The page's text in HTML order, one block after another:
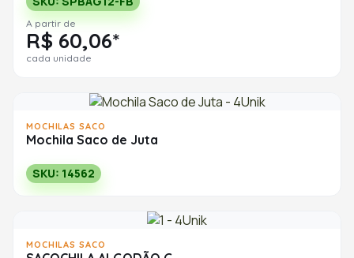
A partir de
R$ 60,06*
cada unidade
MOCHILAS SACO
Mochila Saco de Juta
SKU: 14562
MOCHILAS SACO